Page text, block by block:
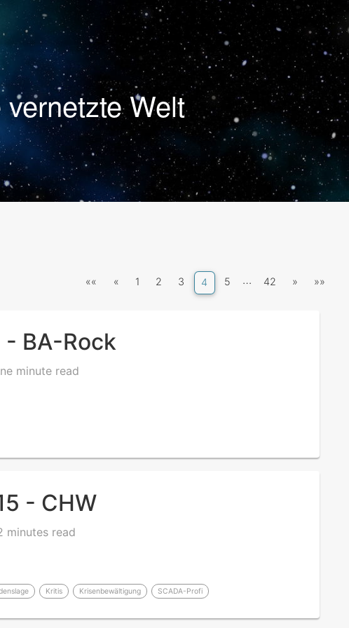
Welt
«« « 1 2 3 4 5 … 42 » »»
- BA-Rock
minute read
- CHW
minutes read
Kritis Krisenbewältigung SCADA-Profi